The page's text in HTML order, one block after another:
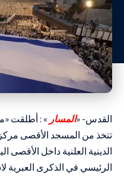
القدس- «المسار » : أطلقت
تتخذ من المسجد الأقصى
الدينية العلنية داخل الأقصى
الرئيسي في الذكرى العبرية